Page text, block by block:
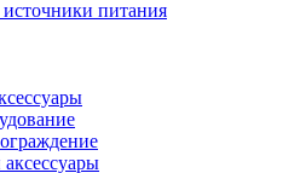
питания